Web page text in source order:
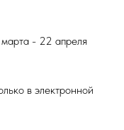
- 22 апреля
в электронной